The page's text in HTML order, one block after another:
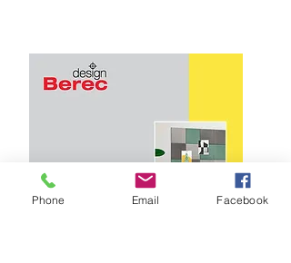
Phone Email Facebook